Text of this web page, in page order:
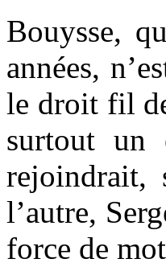
Bouysse,
années,
le droit fil
surtout un
rejoindrait,
l’autre,
force de